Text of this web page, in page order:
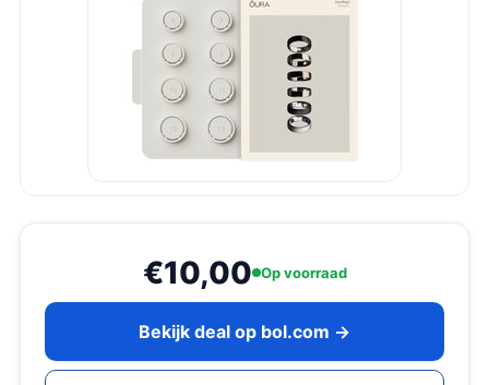
€10,00 Op voorraad
Bekijk deal op bol.com →